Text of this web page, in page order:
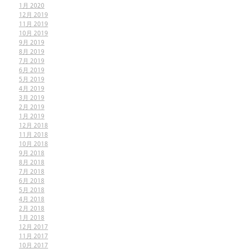
1月 2020
12月 2019
11月 2019
10月 2019
9月 2019
8月 2019
7月 2019
6月 2019
5月 2019
4月 2019
3月 2019
2月 2019
1月 2019
12月 2018
11月 2018
10月 2018
9月 2018
8月 2018
7月 2018
6月 2018
5月 2018
4月 2018
2月 2018
1月 2018
12月 2017
11月 2017
10月 2017